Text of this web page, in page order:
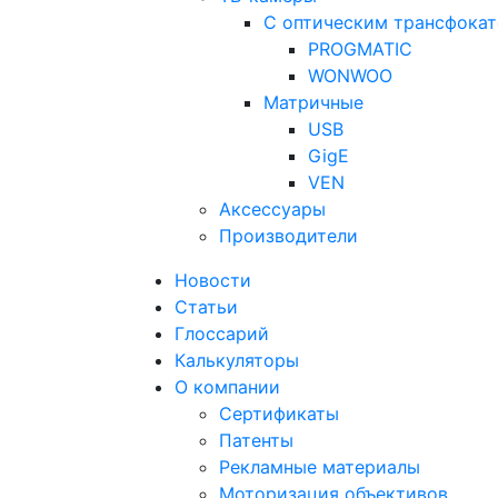
С оптическим
PROGMATIC
WONWOO
Матричные
USB
GigE
VEN
Аксессуары
Производители
Новости
Статьи
Глоссарий
Калькуляторы
О компании
Сертификаты
Патенты
Рекламные материалы
Моторизация объективов